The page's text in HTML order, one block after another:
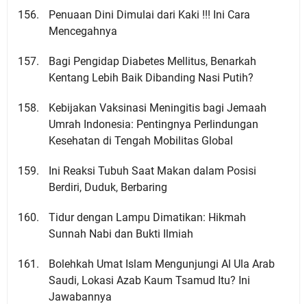
Penuaan Dini Dimulai dari Kaki !!! Ini Cara
Mencegahnya
Bagi Pengidap Diabetes Mellitus, Benarkah
Kentang Lebih Baik Dibanding Nasi Putih?
Kebijakan Vaksinasi Meningitis bagi Jemaah
Umrah Indonesia: Pentingnya Perlindungan
Kesehatan di Tengah Mobilitas Global
Ini Reaksi Tubuh Saat Makan dalam Posisi
Berdiri, Duduk, Berbaring
Tidur dengan Lampu Dimatikan: Hikmah
Sunnah Nabi dan Bukti Ilmiah
Bolehkah Umat Islam Mengunjungi Al Ula Arab
Saudi, Lokasi Azab Kaum Tsamud Itu? Ini
Jawabannya